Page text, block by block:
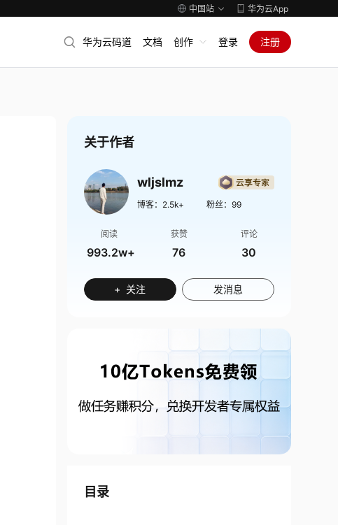
中国站 华为云App
华为云码道 文档 创作 登录 注册
关于作者
wljslmz
博客： 2.5k+ 粉丝： 99
阅读
993.2w+
获赞
76
评论
30
+ 关注 发消息
目录